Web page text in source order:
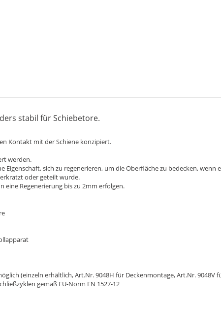
stabil für Schiebetore.
Kontakt mit der Schiene konzipiert.
werden.
Eigenschaft, sich zu regenerieren, um die Oberfläche zu bedecken,
oder geteilt wurde.
eine Regenerierung bis zu 2mm erfolgen.
(einzeln erhältlich, Art.Nr. 9048H für Deckenmontage, Art.Nr. 9048V
gemäß EU-Norm EN 1527-12